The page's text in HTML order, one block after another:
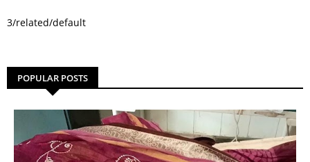
3/related/default
POPULAR POSTS